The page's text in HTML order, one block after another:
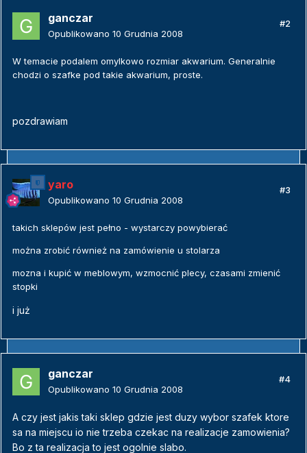
ganczar
Opublikowano 10 Grudnia 2008
#2
W temacie podalem omylkowo rozmiar akwarium. Generalnie
chodzi o szafke pod takie akwarium, proste.
pozdrawiam
yaro
Opublikowano 10 Grudnia 2008
#3
takich sklepów jest pełno - wystarczy powybierać
można zrobić również na zamówienie u stolarza
mozna i kupić w meblowym, wzmocnić plecy, czasami zmienić
stopki
i już
ganczar
Opublikowano 10 Grudnia 2008
#4
A czy jest jakis taki sklep gdzie jest duzy wybor szafek ktore
sa na miejscu io nie trzeba czekac na realizacje zamowienia?
Bo z ta realizacja to jest ogolnie slabo.